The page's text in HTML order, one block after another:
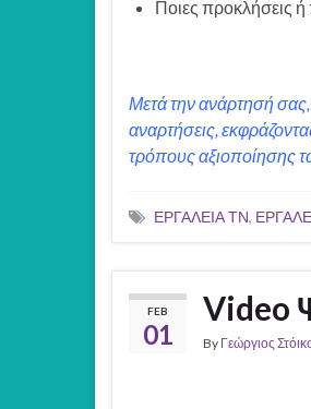
Ποιες προκλήσεις ή
Μετά την ανάρτησή σας,
αναρτήσεις,
τρόπους αξιοποίησης
ΕΡΓΑΛΕΙΑ ΤΝ,
FEB
01
Video
By Γεώργιος